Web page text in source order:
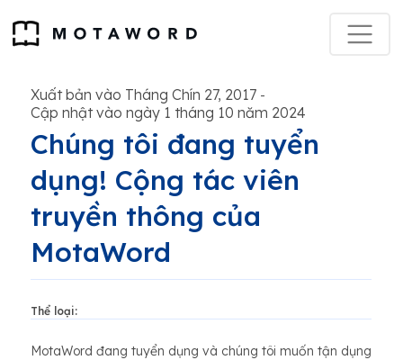
Xuất bản vào Tháng Chín 27, 2017 -
Cập nhật vào ngày 1 tháng 10 năm 2024
Chúng tôi đang tuyển
dụng! Cộng tác viên
truyền thông của
MotaWord
Thể loại:
MotaWord đang tuyển dụng và chúng tôi muốn tận dụng